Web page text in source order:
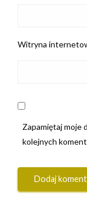
Witryna
Zapamiętaj moje
kolejnych